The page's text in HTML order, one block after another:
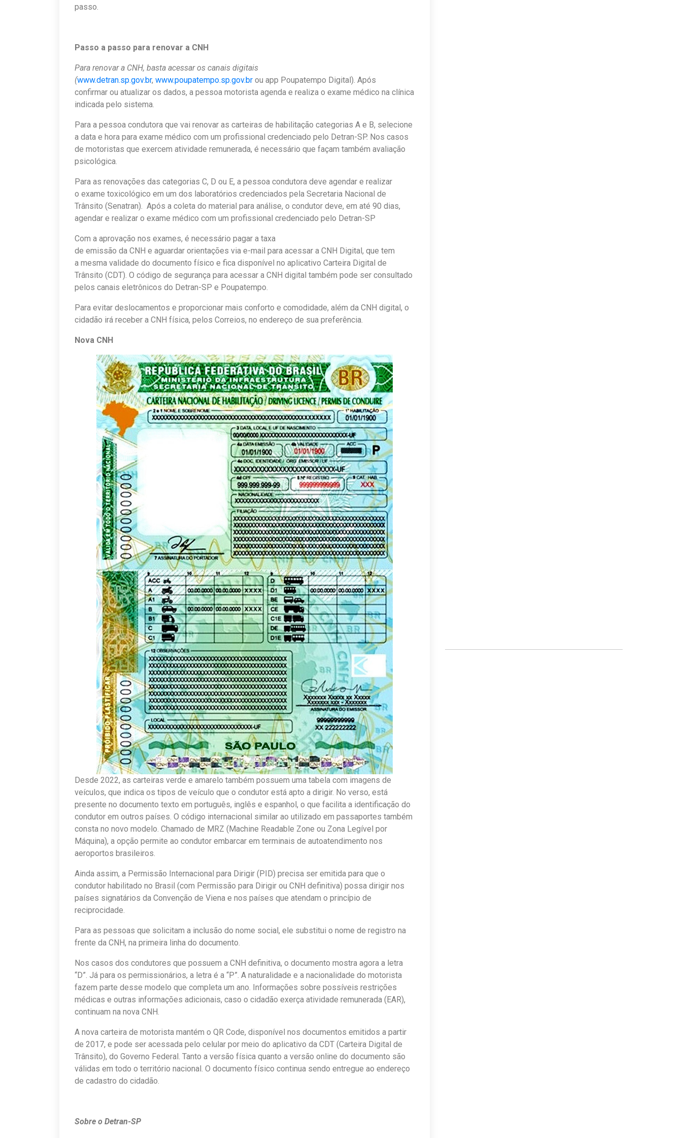
passo.
Passo a passo para renovar a CNH
Para renovar a CNH, basta acessar os canais digitais
(www.detran.sp.gov.br, www.poupatempo.sp.gov.br ou app Poupatempo Digital). Após
confirmar ou atualizar os dados, a pessoa motorista agenda e realiza o exame médico na clínica
indicada pelo sistema.
Para a pessoa condutora que vai renovar as carteiras de habilitação categorias A e B, selecione
a data e hora para exame médico com um profissional credenciado pelo Detran-SP. Nos casos
de motoristas que exercem atividade remunerada, é necessário que façam também avaliação
psicológica.
Para as renovações das categorias C, D ou E, a pessoa condutora deve agendar e realizar
o exame toxicológico em um dos laboratórios credenciados pela Secretaria Nacional de
Trânsito (Senatran). Após a coleta do material para análise, o condutor deve, em até 90 dias,
agendar e realizar o exame médico com um profissional credenciado pelo Detran-SP
Com a aprovação nos exames, é necessário pagar a taxa
de emissão da CNH e aguardar orientações via e-mail para acessar a CNH Digital, que tem
a mesma validade do documento físico e fica disponível no aplicativo Carteira Digital de
Trânsito (CDT). O código de segurança para acessar a CNH digital também pode ser consultado
pelos canais eletrônicos do Detran-SP e Poupatempo.
Para evitar deslocamentos e proporcionar mais conforto e comodidade, além da CNH digital, o
cidadão irá receber a CNH física, pelos Correios, no endereço de sua preferência.
Nova CNH
Desde 2022, as carteiras verde e amarelo também possuem uma tabela com imagens de
veículos, que indica os tipos de veículo que o condutor está apto a dirigir. No verso, está
presente no documento texto em português, inglês e espanhol, o que facilita a identificação do
condutor em outros países. O código internacional similar ao utilizado em passaportes também
consta no novo modelo. Chamado de MRZ (Machine Readable Zone ou Zona Legível por
Máquina), a opção permite ao condutor embarcar em terminais de autoatendimento nos
aeroportos brasileiros.
Ainda assim, a Permissão Internacional para Dirigir (PID) precisa ser emitida para que o
condutor habilitado no Brasil (com Permissão para Dirigir ou CNH definitiva) possa dirigir nos
países signatários da Convenção de Viena e nos países que atendam o princípio de
reciprocidade.
Para as pessoas que solicitam a inclusão do nome social, ele substitui o nome de registro na
frente da CNH, na primeira linha do documento.
Nos casos dos condutores que possuem a CNH definitiva, o documento mostra agora a letra
“D”. Já para os permissionários, a letra é a “P”. A naturalidade e a nacionalidade do motorista
fazem parte desse modelo que completa um ano. Informações sobre possíveis restrições
médicas e outras informações adicionais, caso o cidadão exerça atividade remunerada (EAR),
continuam na nova CNH.
A nova carteira de motorista mantém o QR Code, disponível nos documentos emitidos a partir
de 2017, e pode ser acessada pelo celular por meio do aplicativo da CDT (Carteira Digital de
Trânsito), do Governo Federal. Tanto a versão física quanto a versão online do documento são
válidas em todo o território nacional. O documento físico continua sendo entregue ao endereço
de cadastro do cidadão.
Sobre o Detran-SP